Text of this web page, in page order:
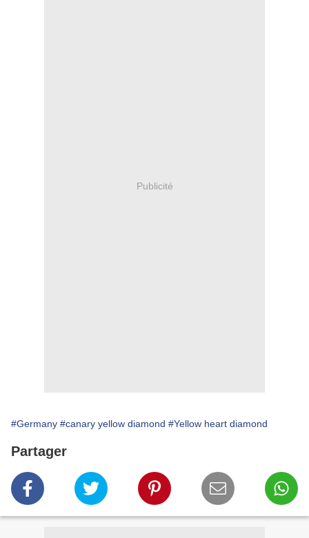
Publicité
#Germany #canary yellow diamond #Yellow heart diamond
Partager